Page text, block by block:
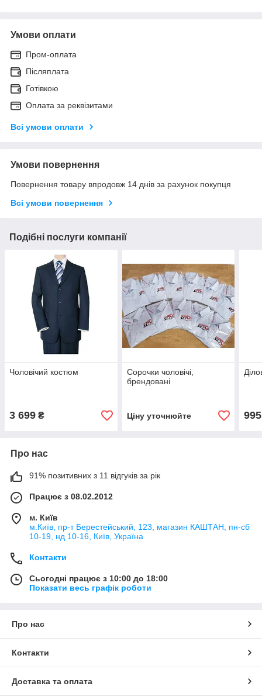
Умови оплати
Пром-оплата
Післяплата
Готівкою
Оплата за реквізитами
Всі умови оплати
Умови повернення
Повернення товару впродовж 14 днів за рахунок покупця
Всі умови повернення
Подібні послуги компанії
Чоловічий костюм
3 699 ₴
Сорочки чоловічі,
брендовані
Ціну уточнюйте 995
Про нас
91% позитивних з 11 відгуків за рік
Працює з 08.02.2012
м. Київ
м.Київ, пр-т Берестейський, 123, магазин КАШТАН, пн-сб
10-19, нд 10-16, Київ, Україна
Контакти
Сьогодні працює з 10:00 до 18:00
Показати весь графік роботи
Про нас
Контакти
Доставка та оплата